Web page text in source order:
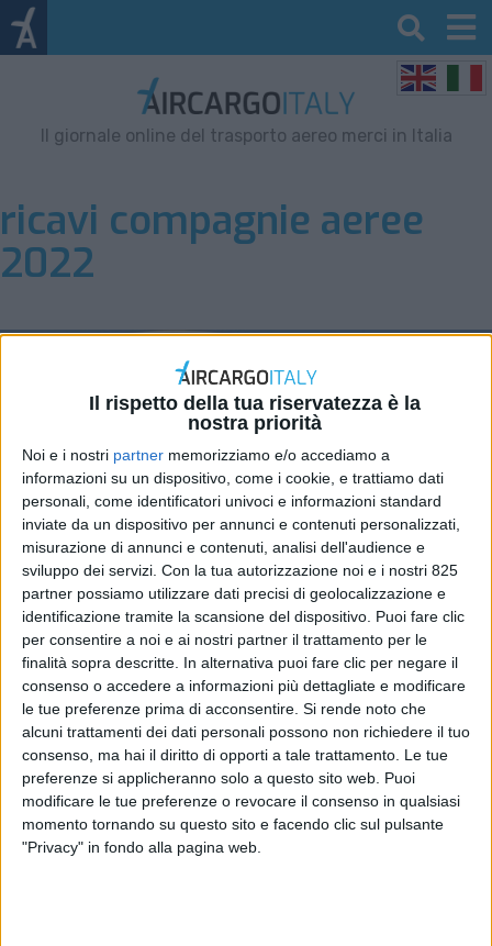
Il rispetto della tua riservatezza è la
nostra priorità
Noi e i nostri partner memorizziamo e/o accediamo a
informazioni su un dispositivo, come i cookie, e trattiamo dati
personali, come identificatori univoci e informazioni standard
inviate da un dispositivo per annunci e contenuti personalizzati,
misurazione di annunci e contenuti, analisi dell'audience e
sviluppo dei servizi. Con la tua autorizzazione noi e i nostri 825
partner possiamo utilizzare dati precisi di geolocalizzazione e
identificazione tramite la scansione del dispositivo. Puoi fare clic
per consentire a noi e ai nostri partner il trattamento per le
finalità sopra descritte. In alternativa puoi fare clic per negare il
consenso o accedere a informazioni più dettagliate e modificare
le tue preferenze prima di acconsentire. Si rende noto che
alcuni trattamenti dei dati personali possono non richiedere il tuo
consenso, ma hai il diritto di opporti a tale trattamento. Le tue
preferenze si applicheranno solo a questo sito web. Puoi
modificare le tue preferenze o revocare il consenso in qualsiasi
momento tornando su questo sito e facendo clic sul pulsante
"Privacy" in fondo alla pagina web.
Il giornale online del trasporto aereo merci in Italia
ricavi compagnie aeree
2022
Nel 2022 oltre 200 Mld $ di
ricavi dal cargo per le
compagnie aeree
ECONOMIA 7 DICEMBRE 2022